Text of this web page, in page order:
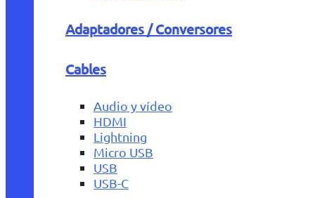
Adaptadores / Conversores
Cables
Audio y vídeo
HDMI
Lightning
Micro USB
USB
USB-C